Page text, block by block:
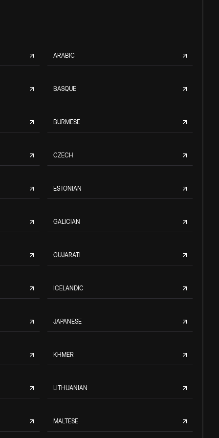
ARABIC
BASQUE
BURMESE
CZECH
ESTONIAN
GALICIAN
GUJARATI
ICELANDIC
JAPANESE
KHMER
LITHUANIAN
MALTESE